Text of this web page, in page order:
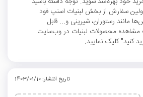
سفارش از بخش لبنیات اسنپ فود
مانند رستوران، شیرینی و... قابل
محصولات لبنیات در وب‌سایت
کنید" کلیک نمایید.
تاریخ انتشار: 1403/01/10